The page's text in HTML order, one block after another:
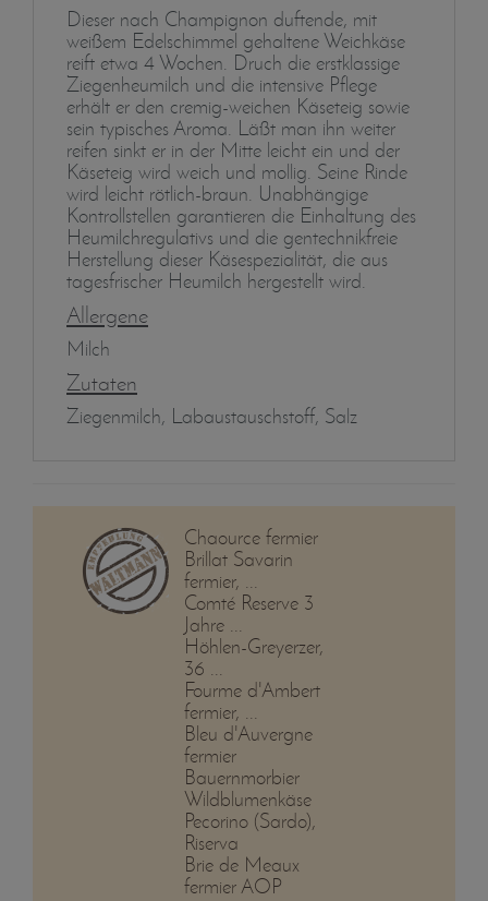
Dieser nach Champignon duftende, mit
weißem Edelschimmel gehaltene Weichkäse
reift etwa 4 Wochen. Druch die erstklassige
Ziegenheumilch und die intensive Pflege
erhält er den cremig-weichen Käseteig sowie
sein typisches Aroma. Läßt man ihn weiter
reifen sinkt er in der Mitte leicht ein und der
Käseteig wird weich und mollig. Seine Rinde
wird leicht rötlich-braun. Unabhängige
Kontrollstellen garantieren die Einhaltung des
Heumilchregulativs und die gentechnikfreie
Herstellung dieser Käsespezialität, die aus
tagesfrischer Heumilch hergestellt wird.
Allergene
Milch
Zutaten
Ziegenmilch, Labaustauschstoff, Salz
Chaource fermier
Brillat Savarin
fermier, ...
Comté Reserve 3
Jahre ...
Höhlen-Greyerzer,
36 ...
Fourme d'Ambert
fermier, ...
Bleu d'Auvergne
fermier
Bauernmorbier
Wildblumenkäse
Pecorino (Sardo),
Riserva
Brie de Meaux
fermier AOP